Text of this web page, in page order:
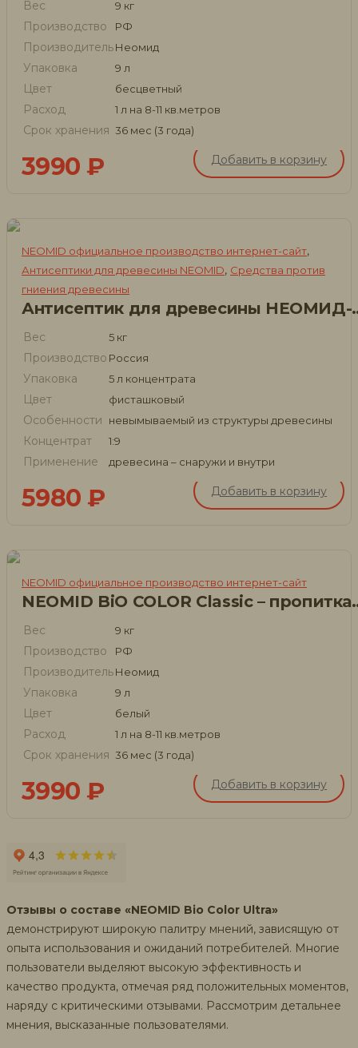
Вес 9 кг
Производство РФ
ПроизводительНеомид
Упаковка 9 л
Цвет бесцветный
Расход 1 л на 8-11 кв.метров
Срок хранения 36 мес (3 года)
3990 ₽ Добавить в корзину
NEOMID официальное производство интернет-сайт,
Антисептики для древесины NEOMID, Средства против
гниения древесины
Антисептик
Вес 5 кг
Производство Россия
Упаковка 5 л концентрата
Цвет фисташковый
Особенности невымываемый из структуры древесины
Концентрат 1:9
Применение древесина – снаружи и внутри
5980 ₽ Добавить в корзину
NEOMID официальное производство интернет-сайт
NEOMID BiO
Вес 9 кг
Производство РФ
ПроизводительНеомид
Упаковка 9 л
Цвет белый
Расход 1 л на 8-11 кв.метров
Срок хранения 36 мес (3 года)
3990 ₽ Добавить в корзину
Отзывы о составе «NEOMID Bio Color Ultra»
демонстрируют широкую палитру мнений, зависящую от
опыта использования и ожиданий потребителей. Многие
пользователи выделяют высокую эффективность и
качество продукта, отмечая ряд положительных моментов,
наряду с критическими отзывами. Рассмотрим детальнее
мнения, высказанные пользователями.